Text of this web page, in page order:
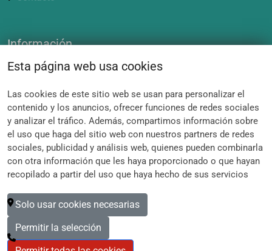
Información
Política de Privacidad
Cookies
Contacto de la Asociación
c/ Del Prado 5 (librería)
914 296 091
Esta página web usa cookies
Las cookies de este sitio web se usan para personalizar el
contenido y los anuncios, ofrecer funciones de redes sociales
y analizar el tráfico. Además, compartimos información sobre
el uso que haga del sitio web con nuestros partners de redes
sociales, publicidad y análisis web, quienes pueden combinarla
con otra información que les haya proporcionado o que hayan
recopilado a partir del uso que haya hecho de sus servicios
Solo usar cookies necesarias
Permitir la selección